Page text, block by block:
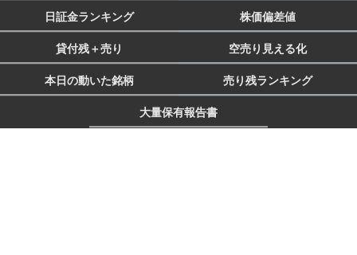
日証金ランキング 株価偏差値
貸付残＋売り 空売り見える化
本日の動いた銘柄 売り残ランキング
大量保有報告書